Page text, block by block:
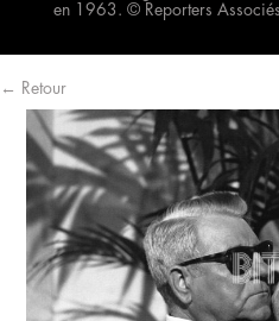
en 1963. © Reporters
← Retour